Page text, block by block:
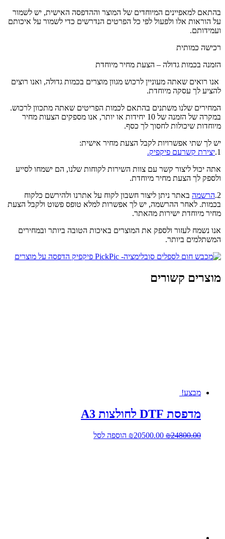
בהתאם למאפיינים המיוחדים של המוצר וההדפסה האישית, יש לשמור
על הוראות אלו ולפעול לפי כל הפרטים הנדרשים כדי לשמור על איכותם
ועמידותם.
רכישה כמותית
הזמנה בכמות גדולה – הצעת מחיר מיוחדת
אנו רואים שאתה מעוניין לרכוש מגוון מוצרים בכמות גדולה, ואנו רוצים
להציע לך עסקה מיוחדת.
המחירים שלנו משתנים בהתאם לכמות הפריטים שאתה מתכוון לרכוש.
במקרה של הזמנה של 10 יחידות או יותר, אנו מספקים הצעות מחיר
מיוחדות שיכולות לחסוך לך כסף.
יש לך שתי אפשרויות לקבל הצעת מחיר אישית:
1. יצירת קשרעם פיקפיק.
אתה יכול ליצור קשר עם צוות השירות לקוחות שלנו, הם ישמחו לסייע
ולספק לך הצעת מחיר מיוחדת.
2. הרשמה באתר ניתן ליצור חשבון לקוח על אתרנו ולהירשם כלקוח
בכמות. לאחר ההרשמה, יש לך אפשרות למלא טופס פשוט ולקבל הצעת
מחיר מיוחדת ישירות מהאתר.
אנו נשמח לעזור ולספק את המוצרים באיכות הטובה ביותר ובמחירים
המשתלמים ביותר.
מוצרים קשורים
מבצע!
מדפסת DTF לחולצות A3
₪24800.00
המחיר
₪20500.00
המחיר
הוספה לסל